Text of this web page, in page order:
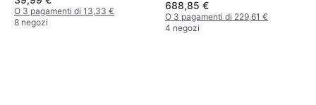
O 3 pagamenti di 13,33 €
8 negozi
688,85 €
O 3 pagamenti di 229,61 €
4 negozi